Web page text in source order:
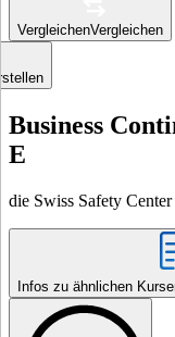
VergleichenVergleichen
Business
E
die Swiss Safety
Infos zu ähnlichen